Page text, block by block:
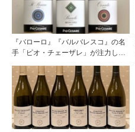
『バローロ』『バルバレスコ』の名
手「ピオ・チェーザレ」が注力し
畑）”シリーズ！